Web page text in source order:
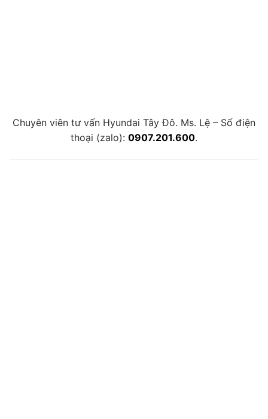
Chuyên viên tư vấn Hyundai Tây Đô. Ms. Lệ – Số điện
thoại (zalo): 0907.201.600.